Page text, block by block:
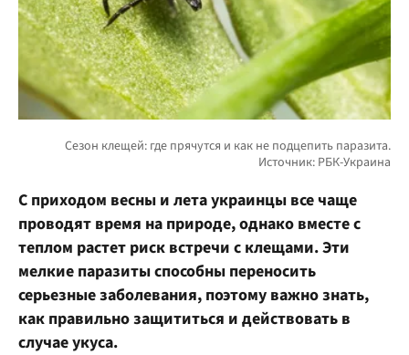
С приходом весны и лета украинцы все чаще
проводят время на природе, однако вместе с
теплом растет риск встречи с клещами. Эти
мелкие паразиты способны переносить
серьезные заболевания, поэтому важно знать,
как правильно защититься и действовать в
случае укуса.